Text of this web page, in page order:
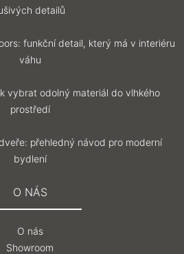
detailů
funkční detail, který má v interiéru
váhu
vybrat odolný materiál do vlhkého
prostředí
přehledný návod pro moderní
bydlení
O NÁS
O nás
Showroom